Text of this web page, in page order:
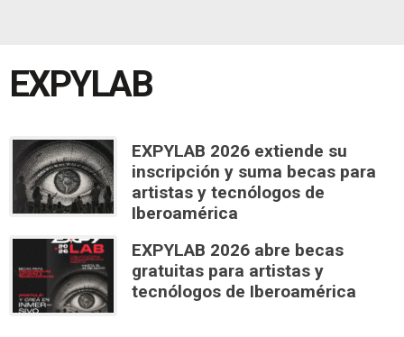
EXPYLAB
EXPYLAB 2026 extiende su
inscripción y suma becas para
artistas y tecnólogos de
Iberoamérica
EXPYLAB 2026 abre becas
gratuitas para artistas y
tecnólogos de Iberoamérica